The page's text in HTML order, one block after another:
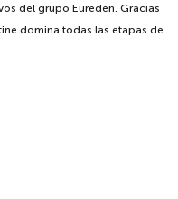
del grupo Eureden. Gracias
domina todas las etapas de